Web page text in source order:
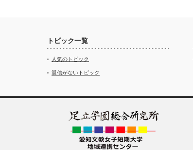
トピック一覧
人気のトピック
返信がないトピック